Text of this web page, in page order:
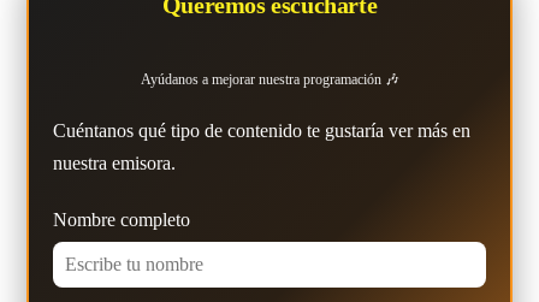
Ayúdanos a mejorar nuestra programación 🎶
Cuéntanos qué tipo de contenido te gustaría ver más en
nuestra emisora.
Nombre completo